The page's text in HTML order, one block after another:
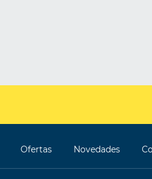
Ofertas Novedades